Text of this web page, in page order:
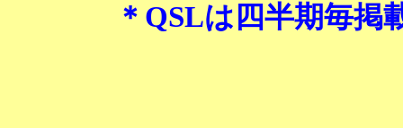
＊QSLは四半期毎掲